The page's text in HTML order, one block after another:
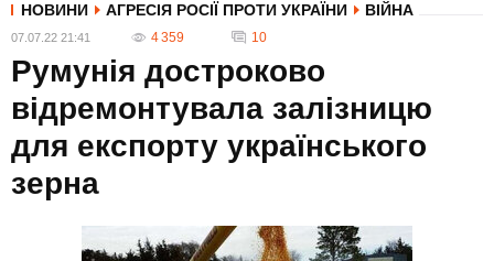
НОВИНИ АГРЕСІЯ РОСІЇ ПРОТИ УКРАЇНИ ВІЙНА
07.07.22 21:41 4 359 10
Румунія достроково
відремонтувала залізницю
для експорту українського
зерна